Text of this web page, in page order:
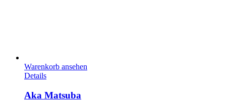
Warenkorb ansehen
Details
Aka Matsuba